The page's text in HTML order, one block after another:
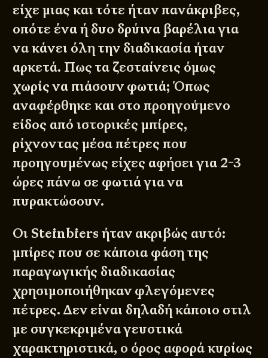
είχε μιας και τότε ήταν πανάκριβες,
οπότε ένα ή δυο δρύινα βαρέλια για
να κάνει όλη την διαδικασία ήταν
αρκετά. Πως τα ζεσταίνεις όμως
χωρίς να πιάσουν φωτιά; Όπως
αναφέρθηκε και στο προηγούμενο
είδος από ιστορικές μπίρες,
ρίχνοντας μέσα πέτρες που
προηγουμένως είχες αφήσει για 2-3
ώρες πάνω σε φωτιά για να
πυρακτώσουν.
Οι Steinbiers ήταν ακριβώς αυτό:
μπίρες που σε κάποια φάση της
παραγωγικής διαδικασίας
χρησιμοποιήθηκαν φλεγόμενες
πέτρες. Δεν είναι δηλαδή κάποιο στιλ
με συγκεκριμένα γευστικά
χαρακτηριστικά, ο όρος αφορά κυρίως